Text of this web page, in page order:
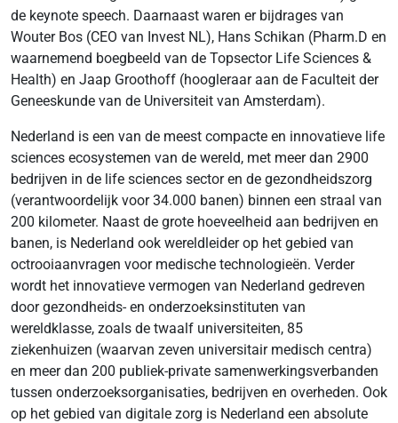
de keynote speech. Daarnaast waren er bijdrages van
Wouter Bos (CEO van Invest NL), Hans Schikan (Pharm.D en
waarnemend boegbeeld van de Topsector Life Sciences &
Health) en Jaap Groothoff (hoogleraar aan de Faculteit der
Geneeskunde van de Universiteit van Amsterdam).
Nederland is een van de meest compacte en innovatieve life
sciences ecosystemen van de wereld, met meer dan 2900
bedrijven in de life sciences sector en de gezondheidszorg
(verantwoordelijk voor 34.000 banen) binnen een straal van
200 kilometer. Naast de grote hoeveelheid aan bedrijven en
banen, is Nederland ook wereldleider op het gebied van
octrooiaanvragen voor medische technologieën. Verder
wordt het innovatieve vermogen van Nederland gedreven
door gezondheids- en onderzoeksinstituten van
wereldklasse, zoals de twaalf universiteiten, 85
ziekenhuizen (waarvan zeven universitair medisch centra)
en meer dan 200 publiek-private samenwerkingsverbanden
tussen onderzoeksorganisaties, bedrijven en overheden. Ook
op het gebied van digitale zorg is Nederland een absolute